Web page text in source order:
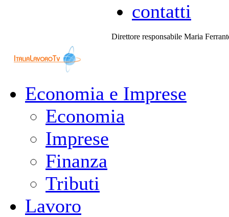
contatti
Direttore responsabile Maria
Economia e Imprese
Economia
Imprese
Finanza
Tributi
Lavoro